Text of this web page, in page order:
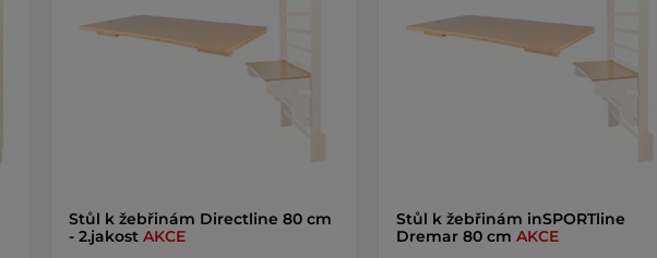
Stůl k žebřinám Directline 80 cm
- 2.jakost AKCE
Stůl k žebřinám inSPORTline
Dremar 80 cm AKCE